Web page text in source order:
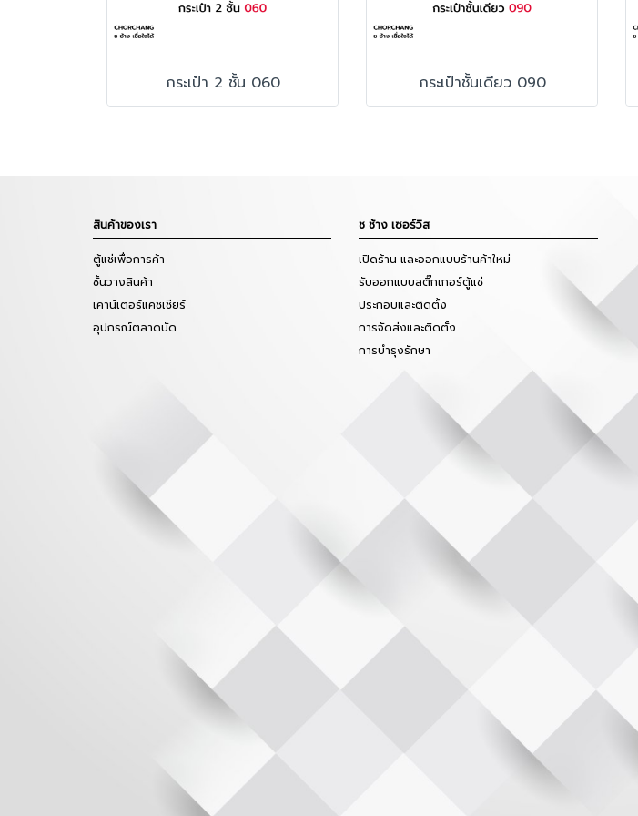
กระเป๋า 2 ชั้น 060 กระเป๋าชั้นเดียว 090
สินค้าของเรา
ตู้แช่เพื่อการค้า
ชั้นวางสินค้า
เคาน์เตอร์แคชเชียร์
อุปกรณ์ตลาดนัด
ช ช้าง เซอร์วิส
เปิดร้าน และออกแบบร้านค้าใหม่
รับออกแบบสติ๊กเกอร์ตู้แช่
ประกอบและติดตั้ง
การจัดส่งและติดตั้ง
การบำรุงรักษา